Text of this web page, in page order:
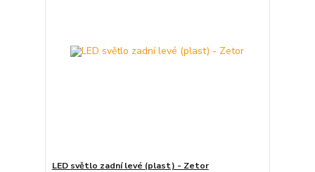
LED světlo zadní levé (plast) - Zetor